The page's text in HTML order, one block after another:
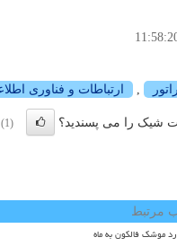
, ارتباطات و فناوری
شیک را می پسندید؟ (1)
مرتبط
موشک فالکون به ماه